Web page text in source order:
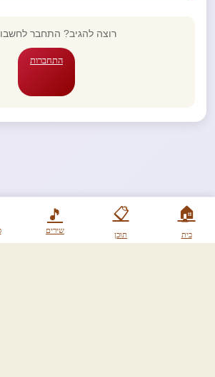
🏠
בית
📋
תוכן
🎵
שירים
רוצה להגיב? התחבר
התחברות